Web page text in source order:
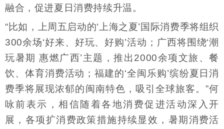
融合，促进夏日消费持续升温。
“比如，上周五启动的‘上海之夏’国际消费季将组织
300余场‘好来、好玩、好购’活动；广西将围绕‘潮
玩暑期 惠燃广西’主题，推出2000余项文旅、餐
饮、体育消费活动；福建的‘全闽乐购’缤纷夏日消
费季将展现浓郁的闽南特色，吸引全球旅客。”何
咏前表示，相信随着各地消费促进活动深入开
展，各项扩消费政策措施持续显效，暑期消费活